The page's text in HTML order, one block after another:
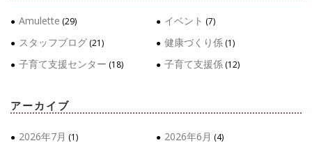
Amulette (29) イベント (7)
スタッフブログ (21) 健康づくり係 (1)
子育て支援センター (18) 子育て支援係 (12)
アーカイブ
2026年7月 (1) 2026年6月 (4)